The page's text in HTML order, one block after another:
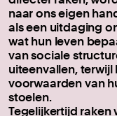
naar ons eigen
als een uitdaging
wat hun leven
van sociale
uiteenvallen,
voorwaarden van
stoelen.
Tegelijkertijd raken